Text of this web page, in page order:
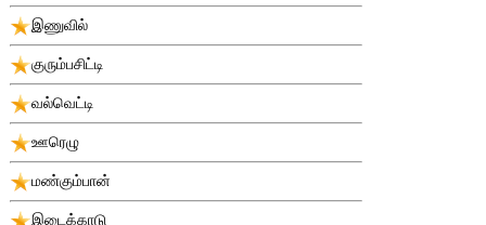
இணுவில்
குரும்பசிட்டி
வல்வெட்டி
ஊரெழு
மண்கும்பான்
இடைக்காடு